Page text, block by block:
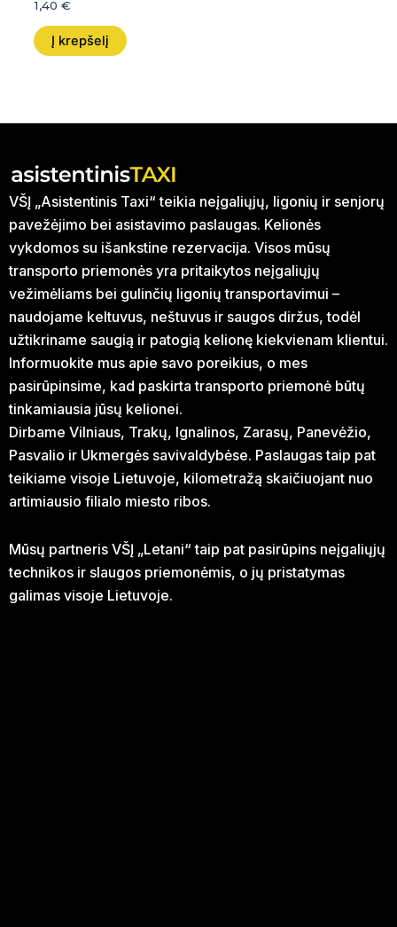
1,40 €
Į krepšelį
VŠĮ „Asistentinis Taxi“ teikia neįgaliųjų, ligonių ir senjorų
pavežėjimo bei asistavimo paslaugas. Kelionės
vykdomos su išankstine rezervacija. Visos mūsų
transporto priemonės yra pritaikytos neįgaliųjų
vežimėliams bei gulinčių ligonių transportavimui –
naudojame keltuvus, neštuvus ir saugos diržus, todėl
užtikriname saugią ir patogią kelionę kiekvienam klientui.
Informuokite mus apie savo poreikius, o mes
pasirūpinsime, kad paskirta transporto priemonė būtų
tinkamiausia jūsų kelionei.
Dirbame Vilniaus, Trakų, Ignalinos, Zarasų, Panevėžio,
Pasvalio ir Ukmergės savivaldybėse. Paslaugas taip pat
teikiame visoje Lietuvoje, kilometražą skaičiuojant nuo
artimiausio filialo miesto ribos.
Mūsų partneris VŠĮ „Letani“ taip pat pasirūpins neįgaliųjų
technikos ir slaugos priemonėmis, o jų pristatymas
galimas visoje Lietuvoje.